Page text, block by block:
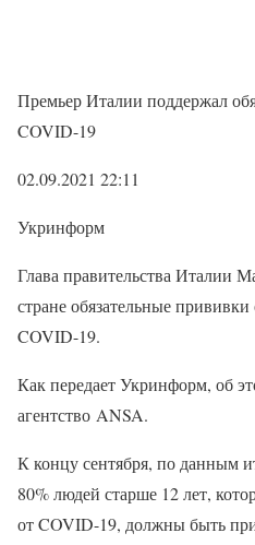
Премьер Италии поддержал
COVID-19
02.09.2021 22:11
Укринформ
Глава правительства Италии
стране обязательные
COVID-19.
Как передает Укринформ, об
агентство ANSA.
К концу сентября, по данным
80% людей старше 12 лет,
от COVID-19, должны быть